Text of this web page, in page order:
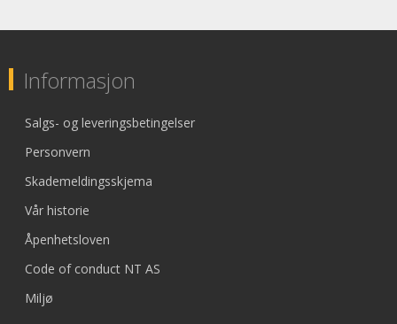
Informasjon
Salgs- og leveringsbetingelser
Personvern
Skademeldingsskjema
Vår historie
Åpenhetsloven
Code of conduct NT AS
Miljø